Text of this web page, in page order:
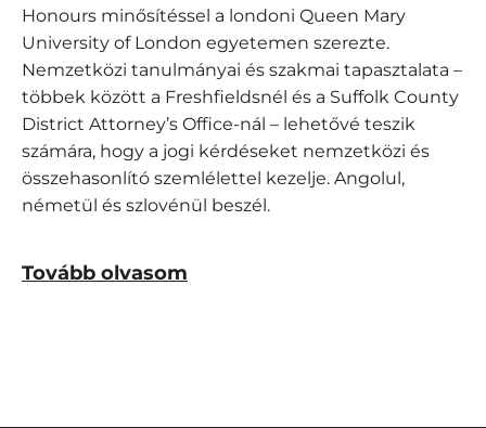
Honours minősítéssel a londoni Queen Mary
University of London egyetemen szerezte.
Nemzetközi tanulmányai és szakmai tapasztalata –
többek között a Freshfieldsnél és a Suffolk County
District Attorney’s Office-nál – lehetővé teszik
számára, hogy a jogi kérdéseket nemzetközi és
összehasonlító szemlélettel kezelje. Angolul,
németül és szlovénül beszél.
Tovább olvasom